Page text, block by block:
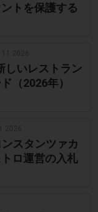
トを保護する
しいレストラン
（2026年）
スタンツァカ
ロ運営の入札